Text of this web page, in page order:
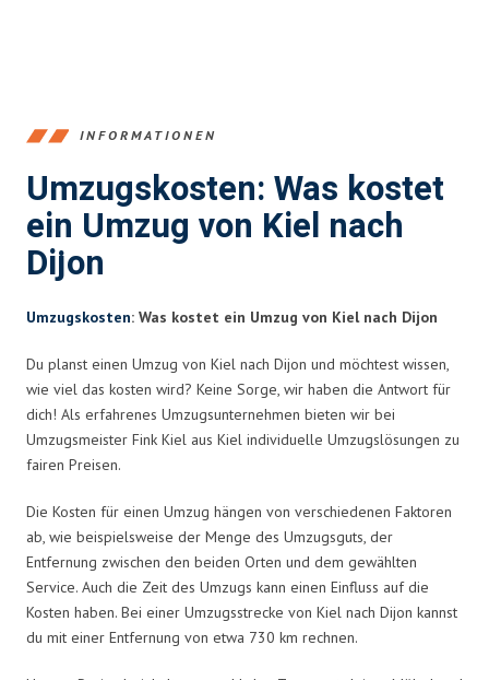
INFORMATIONEN
Umzugskosten: Was kostet
ein Umzug von Kiel nach
Dijon
Umzugskosten: Was kostet ein Umzug von Kiel nach Dijon
Du planst einen Umzug von Kiel nach Dijon und möchtest wissen,
wie viel das kosten wird? Keine Sorge, wir haben die Antwort für
dich! Als erfahrenes Umzugsunternehmen bieten wir bei
Umzugsmeister Fink Kiel aus Kiel individuelle Umzugslösungen zu
fairen Preisen.
Die Kosten für einen Umzug hängen von verschiedenen Faktoren
ab, wie beispielsweise der Menge des Umzugsguts, der
Entfernung zwischen den beiden Orten und dem gewählten
Service. Auch die Zeit des Umzugs kann einen Einfluss auf die
Kosten haben. Bei einer Umzugsstrecke von Kiel nach Dijon kannst
du mit einer Entfernung von etwa 730 km rechnen.